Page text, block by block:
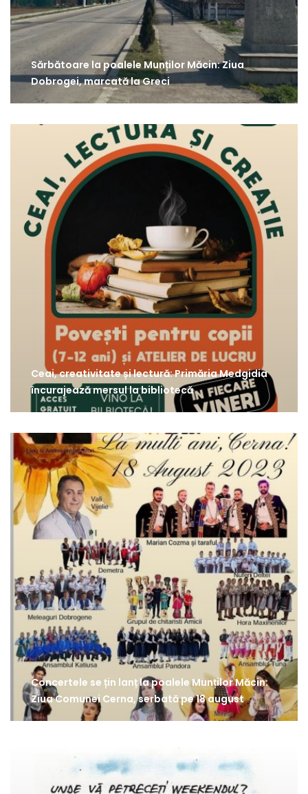
Sărbătoare la poalele Munților Măcin: Ziua
Dobrogei, marcată la Greci
Ceai, creativitate și lectură: Primăria Medgidia
încurajează mersul la bibliotecă
Concertele se țin lanț la poalele Munților Măcin:
Ziua Comunei Cerna, serbată pe 18 august